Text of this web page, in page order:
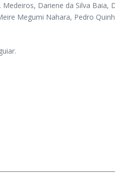
Dariene da Silva
Megumi Nahara, Pedro